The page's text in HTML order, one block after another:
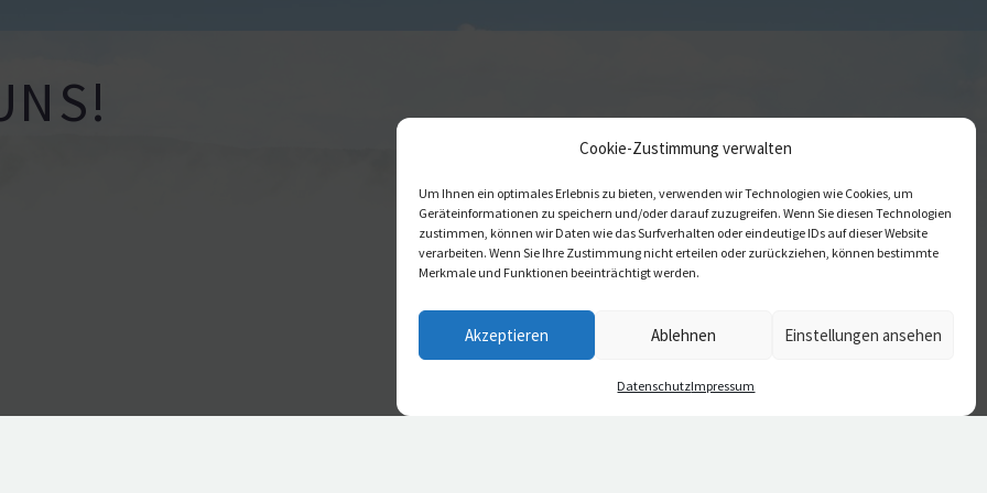
Cookie-Zustimmung verwalten
Um Ihnen ein optimales Erlebnis zu bieten, verwenden wir Technologien wie Cookies, um
Geräteinformationen zu speichern und/oder darauf zuzugreifen. Wenn Sie diesen Technologien
zustimmen, können wir Daten wie das Surfverhalten oder eindeutige IDs auf dieser Website
verarbeiten. Wenn Sie Ihre Zustimmung nicht erteilen oder zurückziehen, können bestimmte
Merkmale und Funktionen beeinträchtigt werden.
Akzeptieren Ablehnen Einstellungen ansehen
Daten­schutzImpressum